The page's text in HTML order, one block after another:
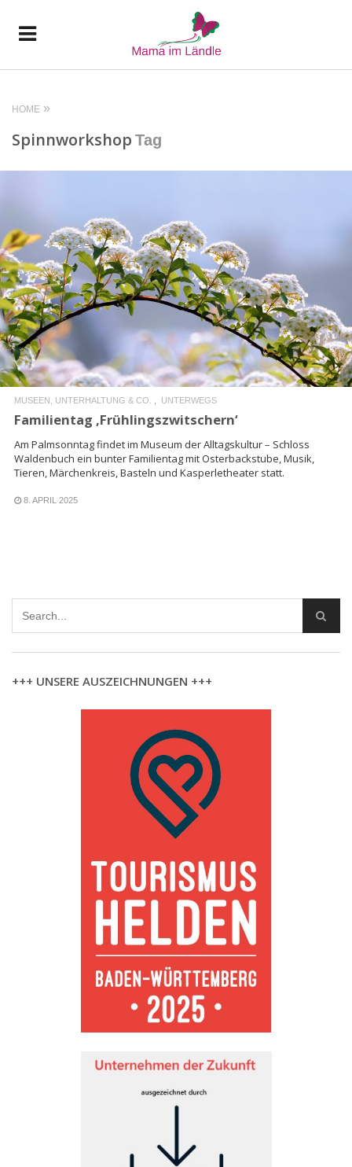
HOME
Spinnworkshop Tag
READ MORE
MUSEEN, UNTERHALTUNG & CO. UNTERWEGS
Familientag ‚Frühlingszwitschern‘
Am Palmsonntag findet im Museum der Alltagskultur – Schloss
Waldenbuch ein bunter Familientag mit Osterbackstube, Musik,
Tieren, Märchenkreis, Basteln und Kasperletheater statt.
8. APRIL 2025
+++ UNSERE AUSZEICHNUNGEN +++